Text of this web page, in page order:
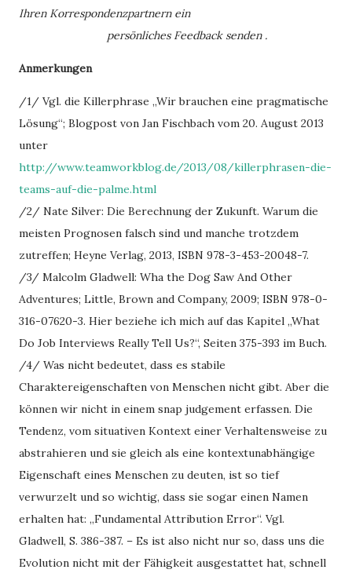
Ihren Korrespondenzpartnern ein
persönliches Feedback senden .
Anmerkungen
/1/ Vgl. die Killerphrase „Wir brauchen eine pragmatische
Lösung“; Blogpost von Jan Fischbach vom 20. August 2013
unter
http://www.teamworkblog.de/2013/08/killerphrasen-die-
teams-auf-die-palme.html
/2/ Nate Silver: Die Berechnung der Zukunft. Warum die
meisten Prognosen falsch sind und manche trotzdem
zutreffen; Heyne Verlag, 2013, ISBN 978-3-453-20048-7.
/3/ Malcolm Gladwell: Wha the Dog Saw And Other
Adventures; Little, Brown and Company, 2009; ISBN 978-0-
316-07620-3. Hier beziehe ich mich auf das Kapitel „What
Do Job Interviews Really Tell Us?“, Seiten 375-393 im Buch.
/4/ Was nicht bedeutet, dass es stabile
Charaktereigenschaften von Menschen nicht gibt. Aber die
können wir nicht in einem snap judgement erfassen. Die
Tendenz, vom situativen Kontext einer Verhaltensweise zu
abstrahieren und sie gleich als eine kontextunabhängige
Eigenschaft eines Menschen zu deuten, ist so tief
verwurzelt und so wichtig, dass sie sogar einen Namen
erhalten hat: „Fundamental Attribution Error“. Vgl.
Gladwell, S. 386-387. – Es ist also nicht nur so, dass uns die
Evolution nicht mit der Fähigkeit ausgestattet hat, schnell